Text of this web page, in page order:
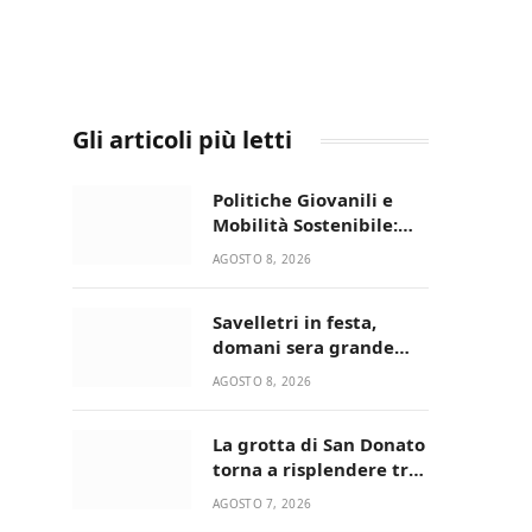
Gli articoli più letti
Politiche Giovanili e
Mobilità Sostenibile:
premiati gli studenti
AGOSTO 8, 2026
Savelletri in festa,
domani sera grande
spettacolo con Uccio De
AGOSTO 8, 2026
La grotta di San Donato
torna a risplendere tra
fede, natura e
AGOSTO 7, 2026